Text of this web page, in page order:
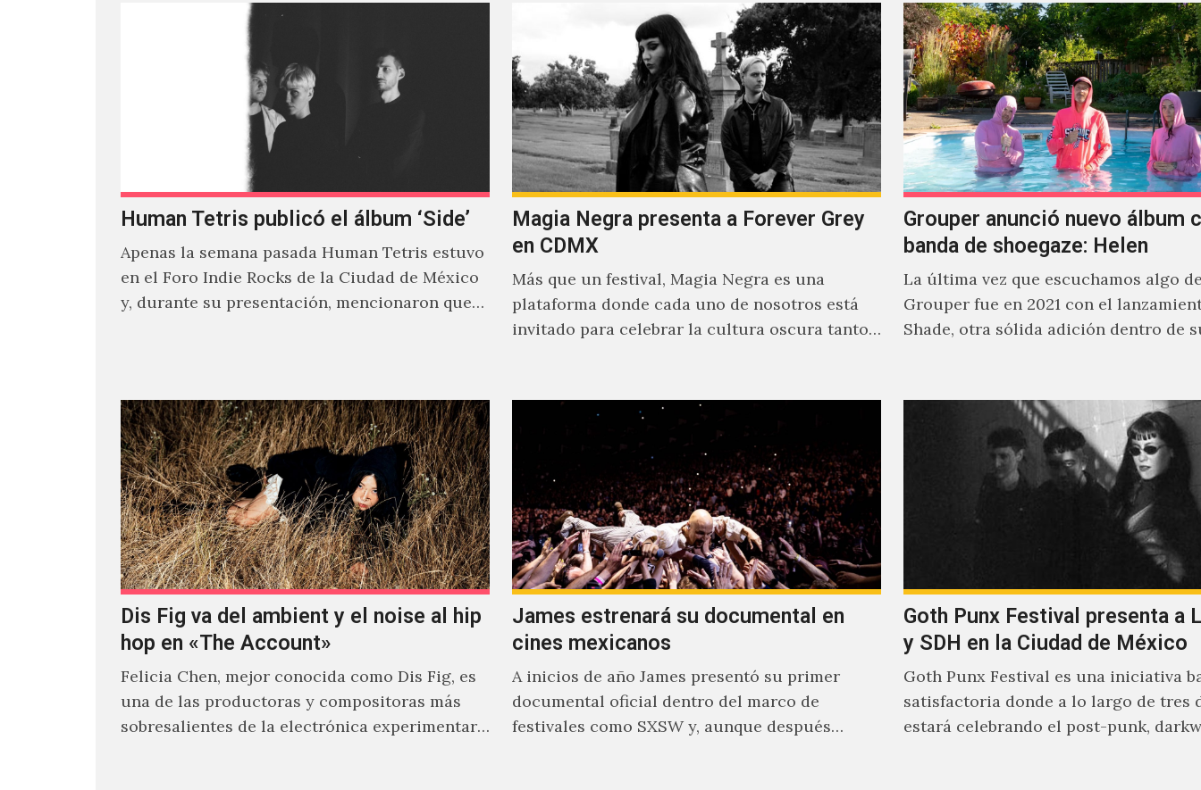
Human Tetris publicó el álbum ‘Side’
Apenas la semana pasada Human Tetris estuvo
en el Foro Indie Rocks de la Ciudad de México
y, durante su presentación, mencionaron que
Magia Negra presenta a Forever Grey
en CDMX
Más que un festival, Magia Negra es una
plataforma donde cada uno de nosotros está
invitado para celebrar la cultura oscura tanto
Grouper anunció nuevo álbum
banda de shoegaze: Helen
La última vez que escuchamos algo
Grouper fue en 2021 con el
Shade, otra sólida adición dentro de
Dis Fig va del ambient y el noise al hip
hop en «The Account»
Felicia Chen, mejor conocida como Dis Fig, es
una de las productoras y compositoras más
sobresalientes de la electrónica experimentar
James estrenará su documental en
cines mexicanos
A inicios de año James presentó su primer
documental oficial dentro del marco de
festivales como SXSW y, aunque después
Goth Punx Festival presenta a
y SDH en la Ciudad de México
Goth Punx Festival es una iniciativa
satisfactoria donde a lo largo de tres
estará celebrando el post-punk,